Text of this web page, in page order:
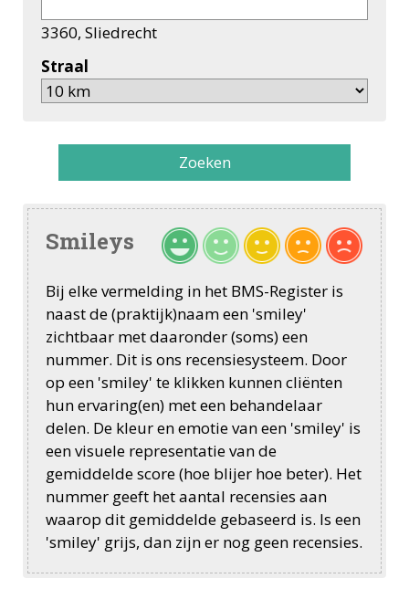
3360, Sliedrecht
Straal
Zoeken
Smileys
Bij elke vermelding in het BMS-Register is
naast de (praktijk)naam een 'smiley'
zichtbaar met daaronder (soms) een
nummer. Dit is ons recensiesysteem. Door
op een 'smiley' te klikken kunnen cliënten
hun ervaring(en) met een behandelaar
delen. De kleur en emotie van een 'smiley' is
een visuele representatie van de
gemiddelde score (hoe blijer hoe beter). Het
nummer geeft het aantal recensies aan
waarop dit gemiddelde gebaseerd is. Is een
'smiley' grijs, dan zijn er nog geen recensies.